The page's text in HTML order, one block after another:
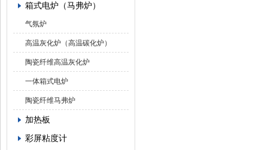
箱式电炉（马弗炉）
气氛炉
高温灰化炉（高温碳化炉）
陶瓷纤维高温灰化炉
一体箱式电炉
陶瓷纤维马弗炉
加热板
彩屏粘度计